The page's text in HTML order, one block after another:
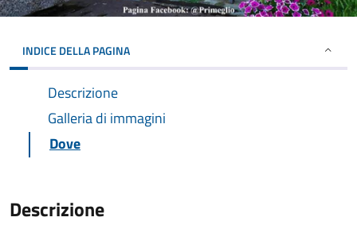
INDICE DELLA PAGINA
Descrizione
Galleria di immagini
Dove
Descrizione